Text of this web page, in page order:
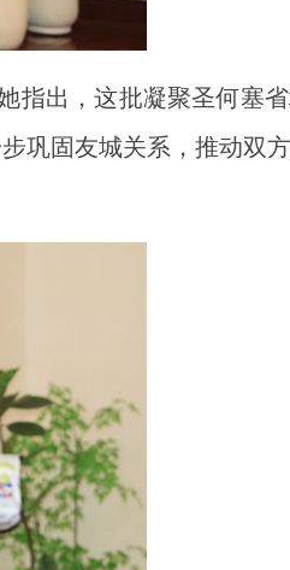
指出，这批凝聚圣何塞
巩固友城关系，推动双